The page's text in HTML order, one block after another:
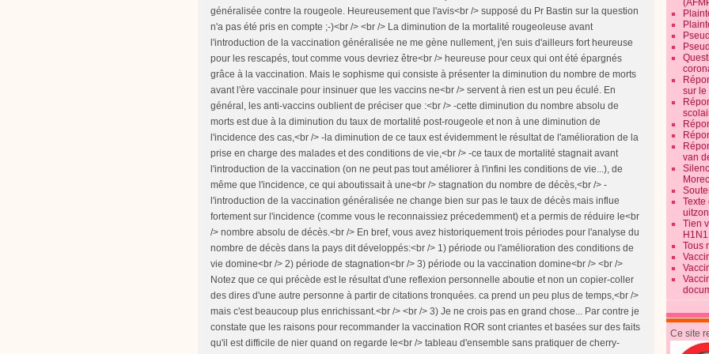
généralisée contre la rougeole. Heureusement que l'avis<br /> supposé du Pr Bastin sur la question
n'a pas été pris en compte ;-)<br /> <br /> La diminution de la mortalité rougeoleuse avant
l'introduction de la vaccination généralisée ne me gène nullement, j'en suis d'ailleurs fort heureuse
pour les rescapés, tout comme vous devriez être<br /> heureuse pour ceux qui ont été épargnés
grâce à la vaccination. Mais le sophisme qui consiste à présenter la diminution du nombre de morts
avant l'ère vaccinale pour insinuer que les vaccins ne<br /> servent à rien est un peu éculé. En
général, les anti-vaccins oublient de préciser que :<br /> -cette diminution du nombre absolu de
morts est due à la diminution du taux de mortalité post-rougeole et non à une diminution de
l'incidence des cas,<br /> -la diminution de ce taux est évidemment le résultat de l'amélioration de la
prise en charge des malades et des conditions de vie,<br /> -ce taux de mortalité stagnait avant
l'introduction de la vaccination (on ne peut pas tout améliorer à l'infini les conditions de vie...), de
même que l'incidence, ce qui aboutissait à une<br /> stagnation du nombre de décès,<br /> -
l'introduction de la vaccination généralisée ne change bien sur pas le taux de décès mais influe
fortement sur l'incidence (comme vous le reconnaissiez précedemment) et a permis de réduire le<br
/> nombre absolu de décès.<br /> En bref, vous avez historiquement trois périodes pour l'analyse du
nombre de décès dans la pays dit développés:<br /> 1) période ou l'amélioration des conditions de
vie domine<br /> 2) période de stagnation<br /> 3) période ou la vaccination domine<br /> <br />
Notez que ce qui précède est le résultat d'une reflexion personnelle aboutie et non un copier-coller
des dires d'une autre personne à partir de citations tronquées. ca prend un peu plus de temps,<br />
mais c'est beaucoup plus enrichissant.<br /> <br /> 3) Je ne crois pas en grand chose... Par contre je
constate que les raisons pour recommander la vaccination ROR sont criantes et basées sur des faits
qu'il est difficile de nier quand on regarde le<br /> tableau d'ensemble sans pratiquer de cherry-
sur le
van
Texte
Tien
H1N1
Tous
Ce site